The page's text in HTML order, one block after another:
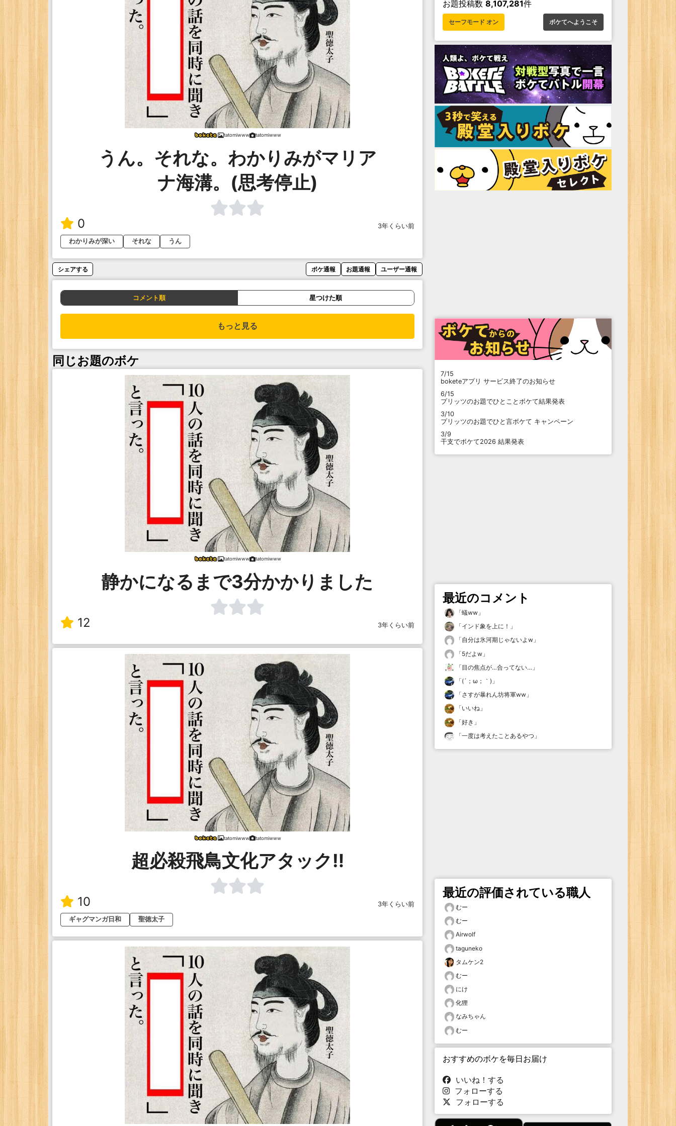
tatomiwww tatomiwww
うん。それな。わかりみがマリア
ナ海溝。(思考停止)
0
3年くらい前
わかりみが深い
それな うん
シェアする ボケ通報 お題通報 ユーザー通報
コメント順 星つけた順
もっと見る
同じお題のボケ
tatomiwww tatomiwww
静かになるまで3分かかりました
12 3年くらい前
tatomiwww tatomiwww
超必殺飛鳥文化アタック‼︎
10
3年くらい前
ギャグマンガ日和
聖徳太子
お題投稿数 8,107,281件
セーフモード オン ボケてへようこそ
7/15
boketeアプリ サービス終了のお知らせ
6/15
プリッツのお題でひとことボケて結果発表
3/10
プリッツのお題でひと言ボケて キャンペーン
3/9
干支でボケて2026 結果発表
最近のコメント
「蟻ww 」
「インド象を上に！ 」
「自分は氷河期じゃないよw 」
「5だよw 」
「目の焦点が…合ってない… 」
「(´；ω；｀) 」
「さすが暴れん坊将軍ww 」
「いいね 」
「好き 」
「一度は考えたことあるやつ 」
最近の評価されている職人
むー
むー
Airwolf
taguneko
タムケン2
むー
にけ
化狸
なみちゃん
むー
おすすめのボケを毎日お届け
いいね！する
フォローする
フォローする